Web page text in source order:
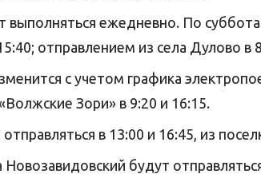
выполняться ежедневно. По
отправлением из села Дулово в
с учетом графика
Зори» в 9:20 и 16:15.
в 13:00 и 16:45, из
будут